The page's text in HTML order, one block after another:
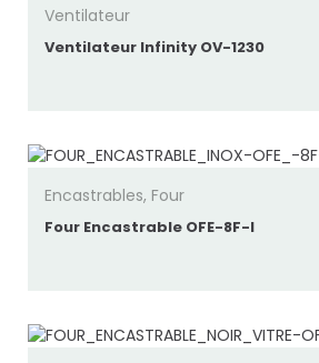
Ventilateur
Ventilateur Infinity OV-1230
Encastrables, Four
Four Encastrable OFE-8F-I